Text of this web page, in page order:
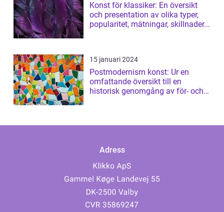
Konst för klassiker: En översikt
och presentation av olika typer,
popularitet, mätningar, skillnader...
15 januari 2024
Postmodernism konst: Ur en
omfattande översikt till en
historisk genomgång av för- och
Adress